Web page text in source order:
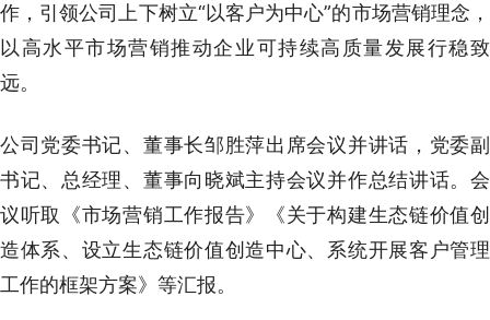
作，引领公司上下树立“以客户为中心”的市场营销理念，
以高水平市场营销推动企业可持续高质量发展行稳致
远。
公司党委书记、董事长邹胜萍出席会议并讲话，党委副
书记、总经理、董事向晓斌主持会议并作总结讲话。会
议听取《市场营销工作报告》《关于构建生态链价值创
造体系、设立生态链价值创造中心、系统开展客户管理
工作的框架方案》等汇报。